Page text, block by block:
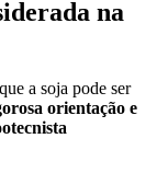
na
a soja pode ser
orientação e